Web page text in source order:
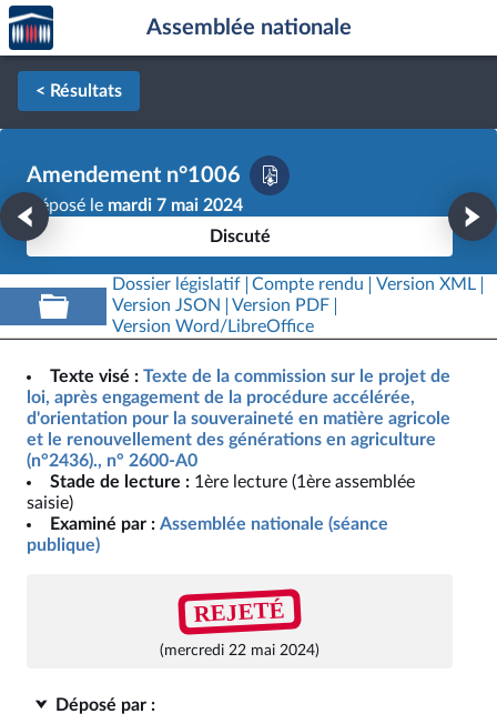
Aller au contenu
Aller en bas de la page
Accèder
à la
page
d'accueil
Assemblée nationale
< Résultats
Amendement n°1006
Déposé le mardi 7 mai 2024
Discuté
Dossier législatif Compte rendu
Version XML
Version JSON
Version PDF
Version Word/LibreOffice
Texte visé : Texte de la commission sur le projet de
loi, après engagement de la procédure accélérée,
d'orientation pour la souveraineté en matière agricole
et le renouvellement des générations en agriculture
(n°2436)., n° 2600-A0
Stade de lecture : 1ère lecture (1ère assemblée
saisie)
Examiné par : Assemblée nationale (séance
publique)
REJETÉ
(mercredi 22 mai 2024)
Déposé par :